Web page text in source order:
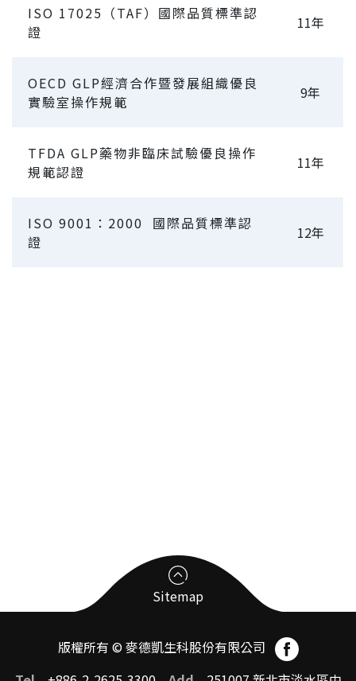
ISO 17025（TAF）國際品質標準認
證
11年
OECD GLP經濟合作暨發展組織優良
實驗室操作規範
9年
TFDA GLP藥物非臨床試驗優良操作
規範認證
11年
ISO 9001：2000 國際品質標準認
證
12年
Sitemap
臨床前試驗受託CRO
版權所有 © 麥德凱生科股份有限公司